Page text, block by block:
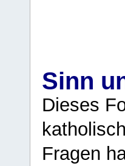
Sinn
Dieses
Fragen